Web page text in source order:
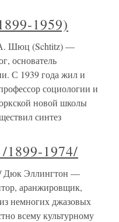
1959)
Шюц (Schtitz) —
основатель
С 1939 года жил и
социологии и
новой школы
синтез
1974/
Эллингтон —
аранжировщик,
немногих джазовых
всему культурному